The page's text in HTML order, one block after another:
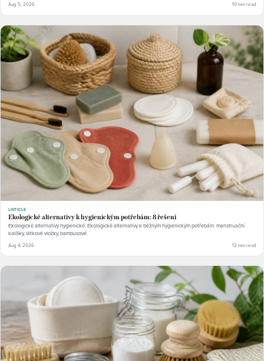
Aug 5, 2026 10 min read
LISTICLE
Ekologické alternativy k hygienickým potřebám: 8 řešení
Ekologické alternativy hygienické: Ekologické alternativy k běžným hygienickým potřebám: menstruační
kalíšky, látkové vložky, bambusové.
Aug 4, 2026 12 min read